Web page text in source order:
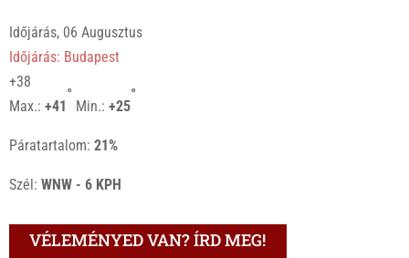
Időjárás, 06 Augusztus
Időjárás: Budapest
+38
Max.:+41
°
Min.:+25
°
Páratartalom:21%
Szél:WNW - 6 KPH
VÉLEMÉNYED VAN? ÍRD MEG!